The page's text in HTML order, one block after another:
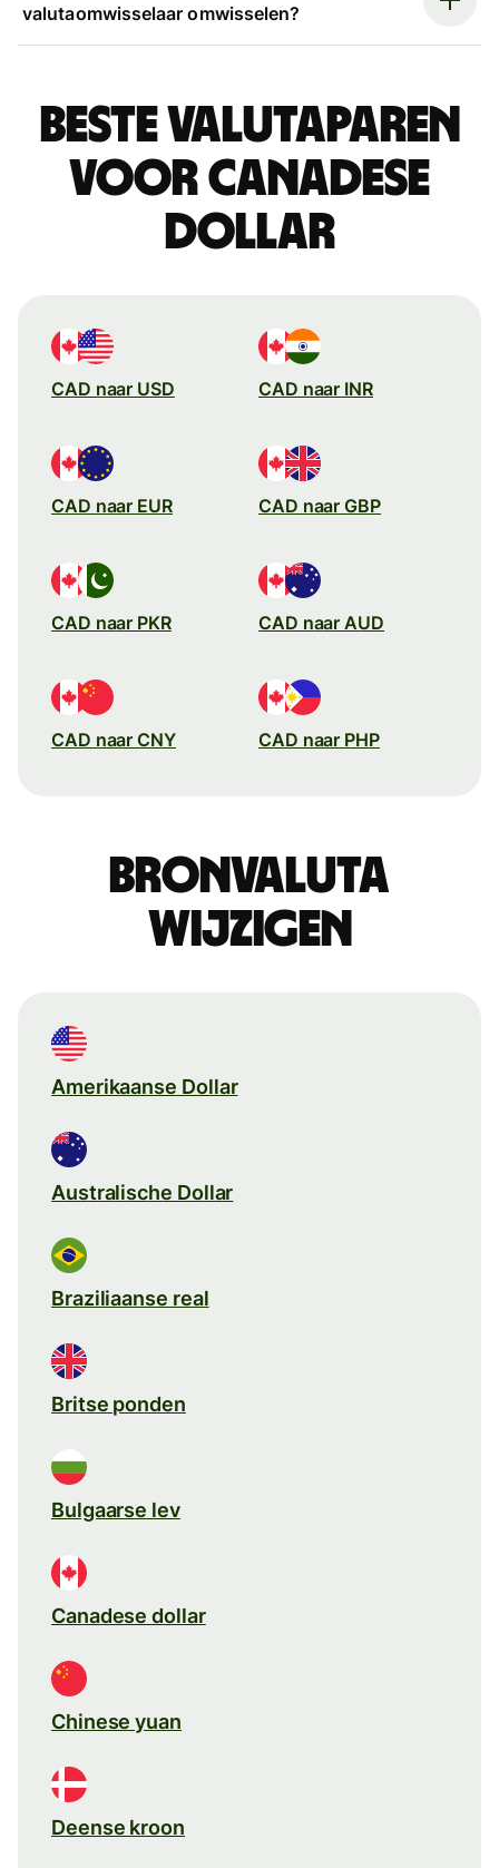
valutaomwisselaar omwisselen?
Beste valutaparen
voor Canadese
dollar
CAD naar USD CAD naar INR
CAD naar EUR CAD naar GBP
CAD naar PKR CAD naar AUD
CAD naar CNY CAD naar PHP
Bronvaluta
wijzigen
Amerikaanse Dollar
Australische Dollar
Braziliaanse real
Britse ponden
Bulgaarse lev
Canadese dollar
Chinese yuan
Deense kroon